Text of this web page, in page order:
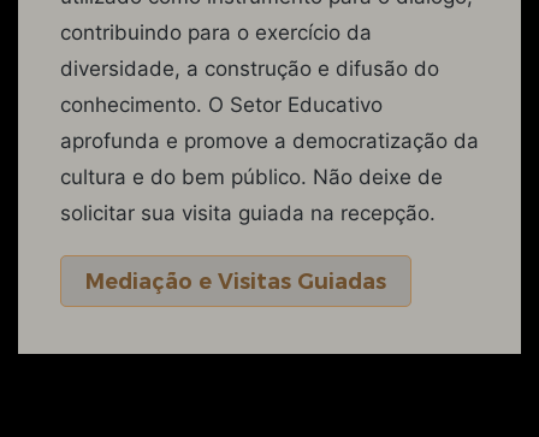
contribuindo para o exercício da
diversidade, a construção e difusão do
conhecimento. O Setor Educativo
aprofunda e promove a democratização da
cultura e do bem público. Não deixe de
solicitar sua visita guiada na recepção.
Mediação e Visitas Guiadas